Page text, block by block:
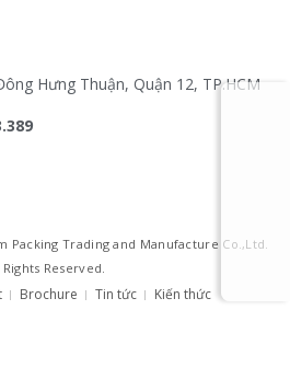
Hưng Thuận, Quận 12, TP.HCM
Packing Trading and Manufacture Co.,Ltd.
Reserved.
Brochure Tin tức Kiến thức